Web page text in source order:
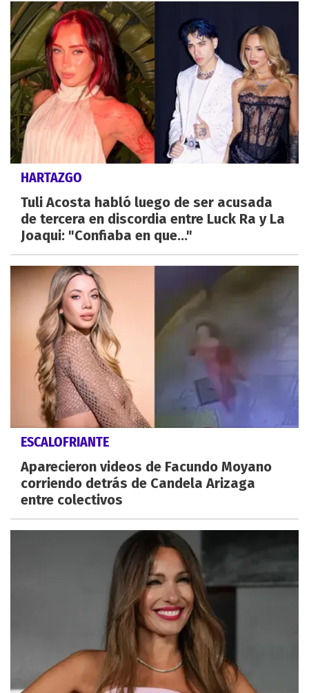
HARTAZGO
Tuli Acosta habló luego de ser acusada
de tercera en discordia entre Luck Ra y La
Joaqui: "Confiaba en que..."
ESCALOFRIANTE
Aparecieron videos de Facundo Moyano
corriendo detrás de Candela Arizaga
entre colectivos